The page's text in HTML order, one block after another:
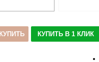
КУПИТЬ КУПИТЬ В 1 КЛИК